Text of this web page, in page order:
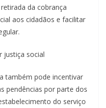
da cobrança
aos cidadãos e facilitar
justiça social
também pode incentivar
pendências por parte dos
do serviço